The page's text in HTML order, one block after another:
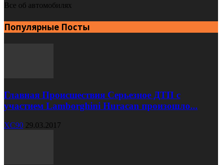
Все об автомобилях
Популярные Посты
Главная Происшествия Серьезное ДТП с
участием Lamborghini Huracan произошло...
XC90 29.03.2017